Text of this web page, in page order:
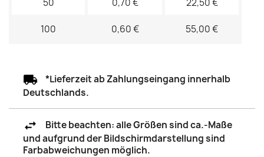
50 0,70 € 22,50 €
100 0,60 € 55,00 €
*Lieferzeit ab Zahlungseingang innerhalb
Deutschlands.
Bitte beachten: alle Größen sind ca.-Maße
und aufgrund der Bildschirmdarstellung sind
Farbabweichungen möglich.